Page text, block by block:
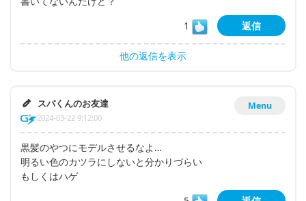
1
返信
他の返信を表示
Menu
スパくんのお友達
2024-03-22 9:12:00
黒髪のやつにモデルさせるなよ…
明るい色のカツラにしないと分かりづらい
もしくはハゲ